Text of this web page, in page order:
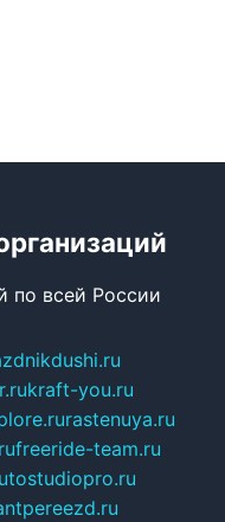
по всей России
kraft-you.ru
rastenuya.ru
freeride-team.ru